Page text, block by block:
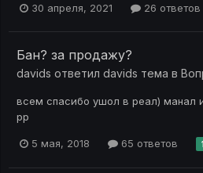
30 апреля, 2021 26 ответов
Бан? за продажу?
davids ответил davids тема в
всем спасибо ушол в реал) манал
рр
5 мая, 2018 65 ответов 1